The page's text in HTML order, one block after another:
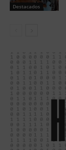
Destacados